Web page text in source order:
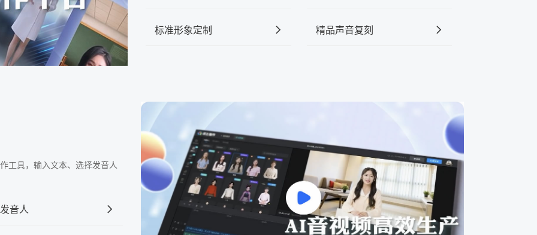
标准形象定制 精品声音复刻
工具，输入文本、选择发音人
音人